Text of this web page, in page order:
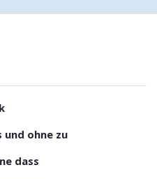
und ohne zu
dass